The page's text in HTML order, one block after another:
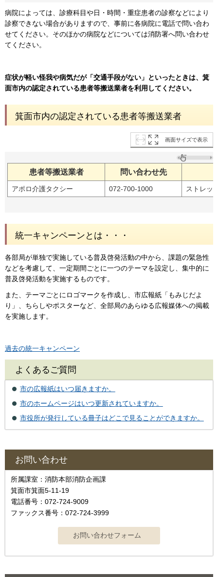
病院によっては、診療科目や日・時間・重症患者の診察などにより
診察できない場合がありますので、事前に各病院に電話で問い合わ
せてください。そのほかの病院などについては消防署へ問い合わせ
てください。
症状が軽い怪我や病気だが「交通手段がない」といったときは、箕
面市内の認定されている患者等搬送業者を利用してください。
箕面市内の認定されている患者等搬送業者
画面サイズで表示
患者等搬送業者 問い合わせ先
アポロ介護タクシー 072-700-1000 ストレッ
統一キャンペーンとは・・・
各部局が単独で実施している普及啓発活動の中から、課題の緊急性
などを考慮して、一定期間ごとに一つのテーマを設定し、集中的に
普及啓発活動を実施するものです。
また、テーマごとにロゴマークを作成し、市広報紙「もみじだよ
り」、ちらしやポスターなど、全部局のあらゆる広報媒体への掲載
を実施します。
過去の統一キャンペーン
よくあるご質問
市の広報紙はいつ届きますか。
市のホームページはいつ更新されていますか。
市役所が発行している冊子はどこで見ることができますか。
お問い合わせ
所属課室：消防本部消防企画課
箕面市箕面5-11-19
電話番号：072-724-9009
ファックス番号：072-724-3999